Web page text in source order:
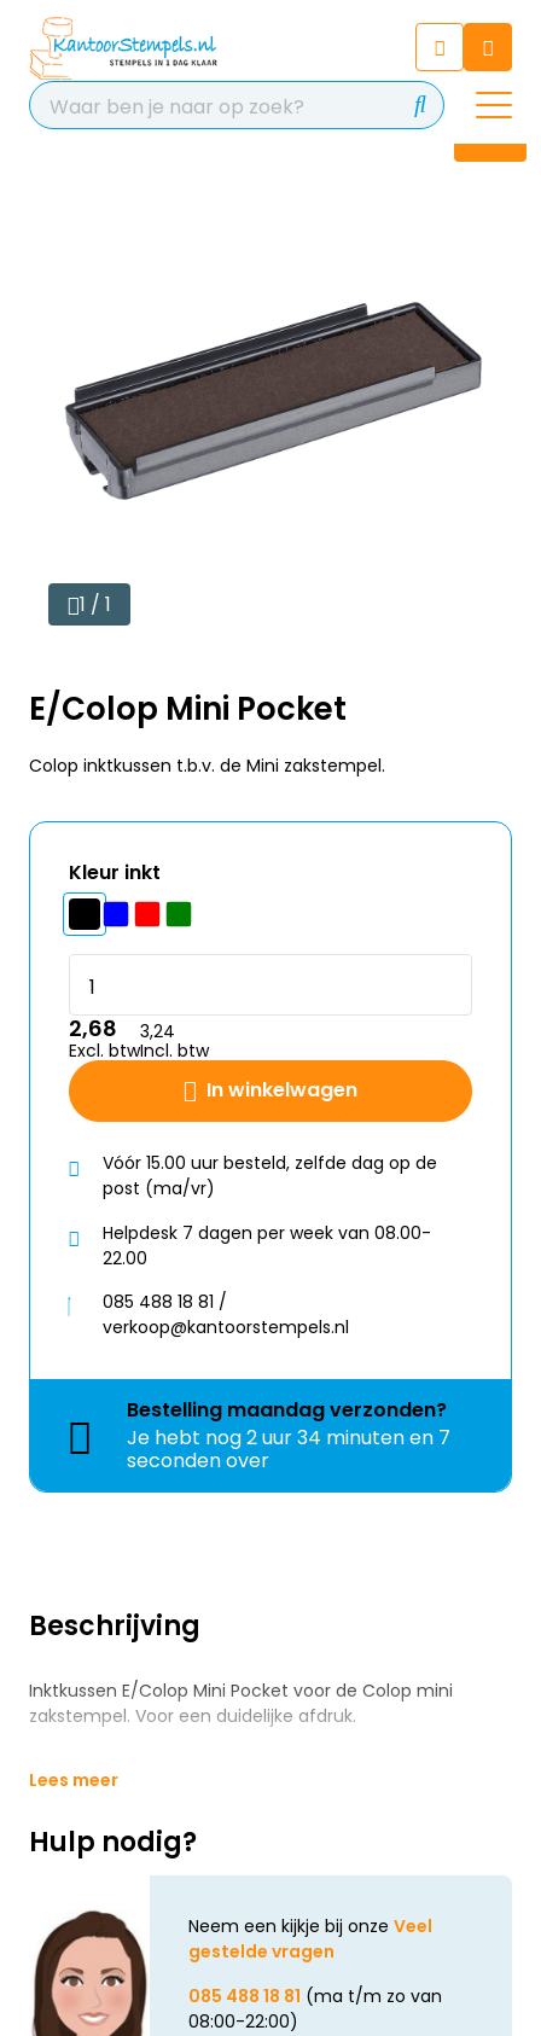
Chat 24/7 met onze chatbot
voor hulp
Contact
Beschrijving
Inktkussen E/Colop Mini Pocket voor de Colop mini
zakstempel. Voor een duidelijke afdruk.
Lees meer
Hulp nodig?
Neem een kijkje bij onze Veel
gestelde vragen
085 488 18 81 (ma t/m zo van
08:00-22:00)
1 / 1
E/Colop Mini Pocket
Colop inktkussen t.b.v. de Mini zakstempel.
Kleur inkt
In winkelwagen
2,68
Excl. btw
3,24
Incl. btw
Vóór 15.00 uur besteld, zelfde dag op de
post (ma/vr)
Helpdesk 7 dagen per week van 08.00-
22.00
085 488 18 81 /
verkoop@kantoorstempels.nl
Bestelling maandagverzonden?
Je hebt nog2 uur 34 minuten en 7
seconden over